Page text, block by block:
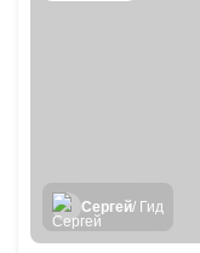
Сергей/ Гид